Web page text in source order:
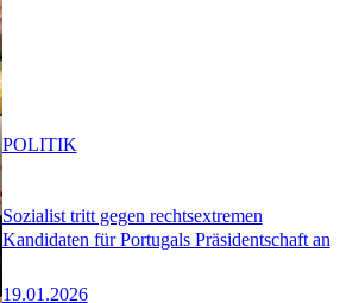
Sozialist tritt gegen rechtsextremen
Kandidaten für Portugals Präsidentschaft an
19.01.2026
POLITIK